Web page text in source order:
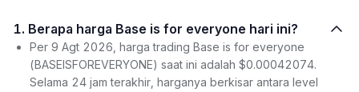
1. Berapa harga Base is for everyone hari ini?
Per 9 Agt 2026, harga trading Base is for everyone
(BASEISFOREVERYONE) saat ini adalah $0.00042074.
Selama 24 jam terakhir, harganya berkisar antara level